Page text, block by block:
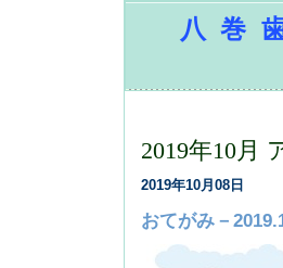
八巻
2019年10月
2019年10月08日
おてがみ－